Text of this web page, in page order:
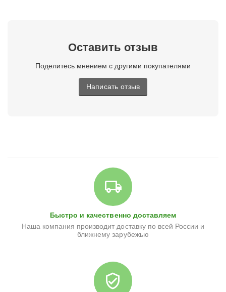
Оставить отзыв
Поделитесь мнением с другими покупателями
Написать отзыв
Быстро и качественно доставляем
Наша компания производит доставку по всей России и
ближнему зарубежью